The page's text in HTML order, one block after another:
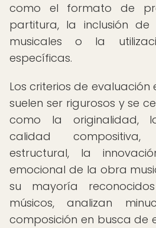
como el formato de
partitura, la inclusión de
musicales o la
específicas.
Los criterios de evaluación
suelen ser rigurosos y se
como la originalidad,
calidad
estructural, la
emocional de la obra
su mayoría
músicos, analizan
composición en busca de